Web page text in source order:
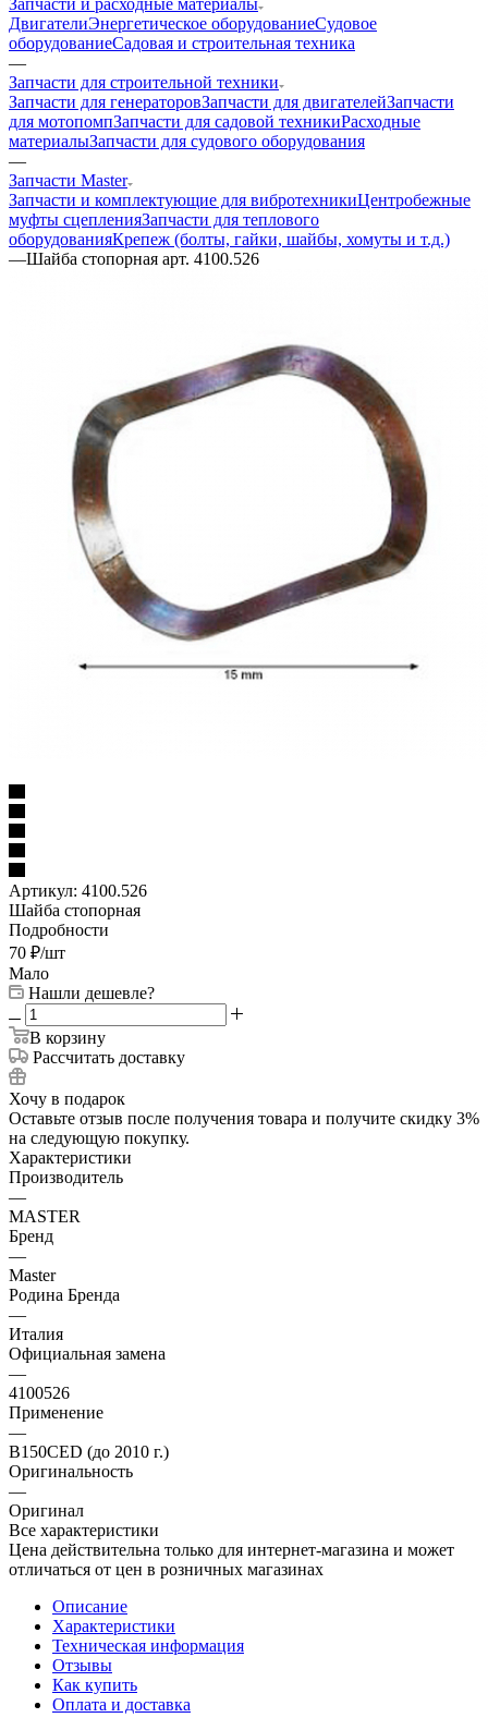
ДвигателиЭнергетическое оборудованиеСудовое
оборудованиеСадовая и строительная техника
—
Запчасти для строительной техники
Запчасти для генераторовЗапчасти для двигателейЗапчасти
для мотопомпЗапчасти для садовой техникиРасходные
материалыЗапчасти для судового оборудования
—
Запчасти Master
Запчасти и комплектующие для вибротехникиЦентробежные
муфты сцепленияЗапчасти для теплового
оборудованияКрепеж (болты, гайки, шайбы, хомуты и т.д.)
—Шайба стопорная арт. 4100.526
Артикул: 4100.526
Шайба стопорная
Подробности
70 ₽/шт
Мало
Нашли дешевле?
В корзину
Рассчитать доставку
Хочу в подарок
Оставьте отзыв после получения товара и получите скидку 3%
на следующую покупку.
Характеристики
Производитель
—
MASTER
Бренд
—
Master
Родина Бренда
—
Италия
Официальная замена
—
4100526
Применение
—
B150CED (до 2010 г.)
Оригинальность
—
Оригинал
Все характеристики
Цена действительна только для интернет-магазина и может
отличаться от цен в розничных магазинах
Описание
Характеристики
Техническая информация
Отзывы
Как купить
Оплата и доставка